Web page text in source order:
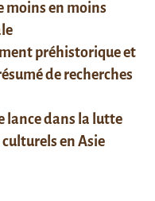
moins en moins
préhistorique et
de recherches
lance dans la lutte
en Asie